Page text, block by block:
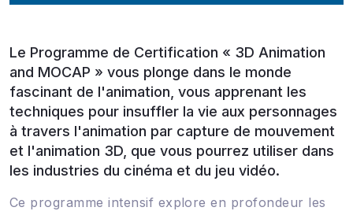
Le Programme de Certification « 3D Animation
and MOCAP » vous plonge dans le monde
fascinant de l'animation, vous apprenant les
techniques pour insuffler la vie aux personnages
à travers l'animation par capture de mouvement
et l'animation 3D, que vous pourrez utiliser dans
les industries du cinéma et du jeu vidéo.
Ce programme intensif explore en profondeur les